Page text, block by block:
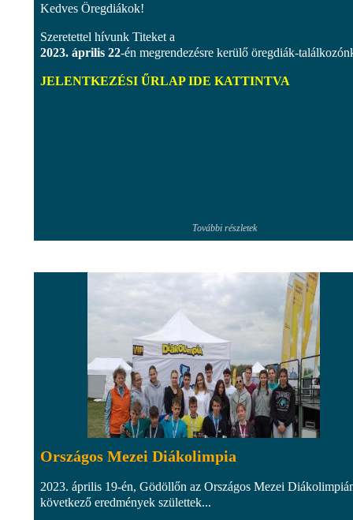
Kedves Öregdiákok!
Szeretettel hívunk Titeket a
2023. április 22-én megrendezésre kerülő öregdiák-
JELENTKEZÉSI ŰRLAP IDE KATTINTVA
További részletek
Országos Mezei Diákolimpia
2023. április 19-én, Gödöllőn az Országos Mezei
következő eredmények születtek...